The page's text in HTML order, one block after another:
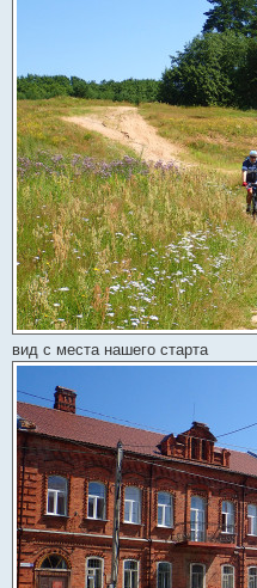
вид с места нашего старта